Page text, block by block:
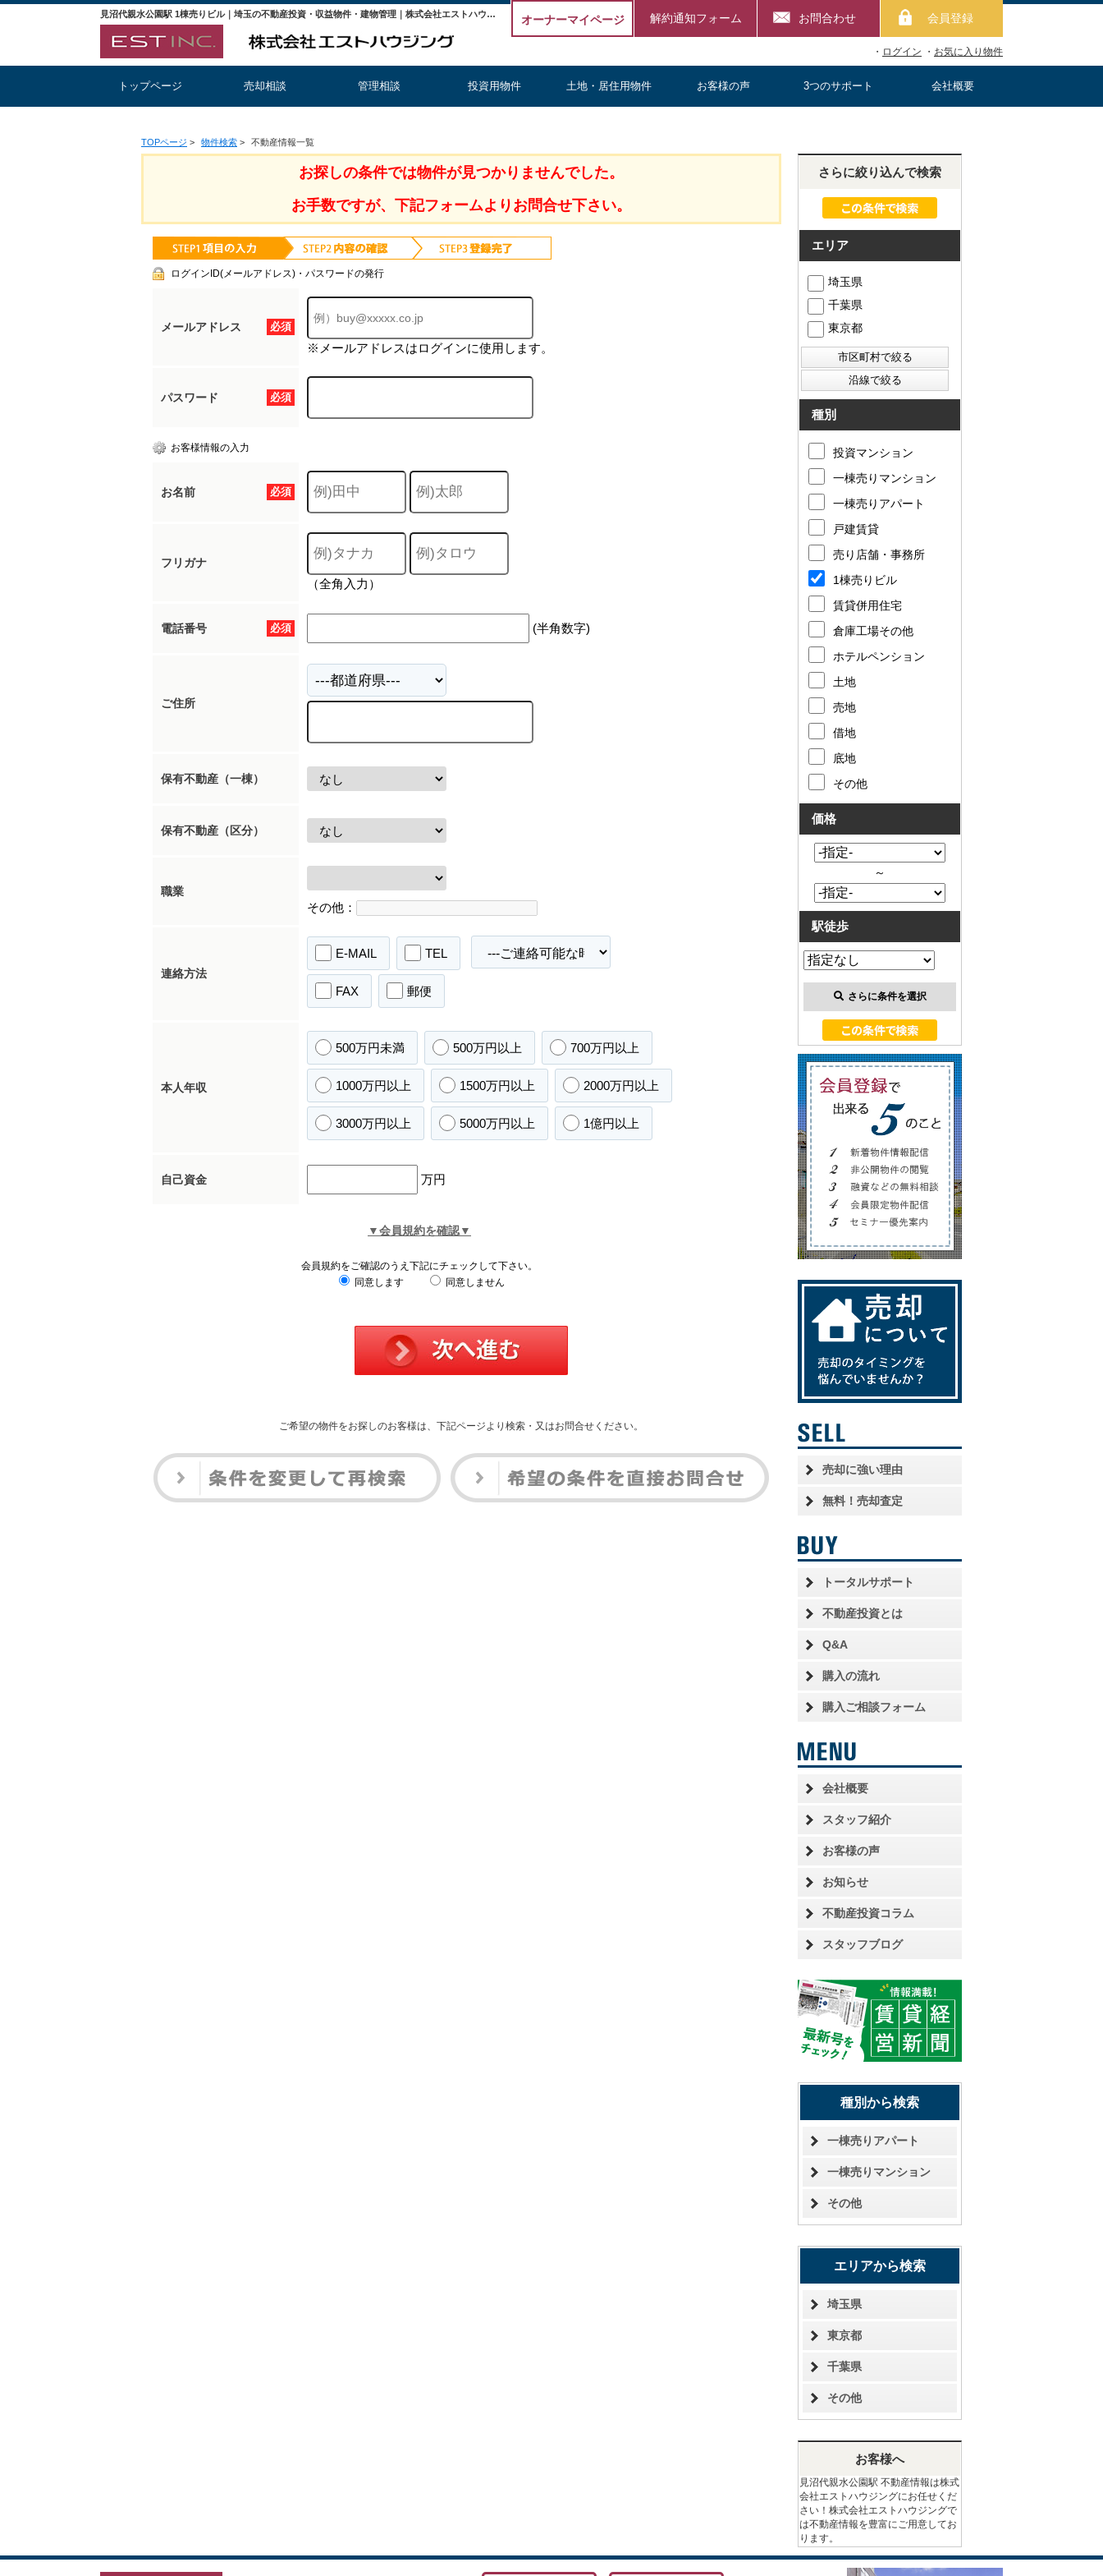
見沼代親水公園駅 1棟売りビル｜埼玉の不動産投資・収益物件・建物管理｜株式会社エストハウジング オーナーマイページ 解約通知フォーム お問合わせ 会員登録
・ ログイン ・ お気に入り物件
トップページ 売却相談 管理相談 投資用物件 土地・居住用物件 お客様の声 3つのサポート 会社概要
TOPページ > 物件検索 > 不動産情報一覧
お探しの条件では物件が見つかりませんでした。
お手数ですが、下記フォームよりお問合せ下さい。
ログインID(メールアドレス)・パスワードの発行
必須
メールアドレス
※メールアドレスはログインに使用します。
必須
パスワード
お客様情報の入力
必須
お名前
フリガナ
（全角入力）
必須
電話番号 (半角数字)
ご住所
保有不動産（一棟）
保有不動産（区分）
職業
その他：
連絡方法
E-MAIL TEL
FAX 郵便
本人年収
500万円未満 500万円以上 700万円以上
1000万円以上 1500万円以上 2000万円以上
3000万円以上 5000万円以上 1億円以上
自己資金 万円
▼会員規約を確認▼
会員規約をご確認のうえ下記にチェックして下さい。
同意します
同意しません
ご希望の物件をお探しのお客様は、下記ページより検索・又はお問合せください。
さらに絞り込んで検索
エリア
埼玉県
千葉県
東京都
種別
投資マンション
一棟売りマンション
一棟売りアパート
戸建賃貸
売り店舗・事務所
1棟売りビル
賃貸併用住宅
倉庫工場その他
ホテルペンション
土地
売地
借地
底地
その他
価格
～
駅徒歩
さらに条件を選択
売却に強い理由
無料！売却査定
トータルサポート
不動産投資とは
Q&A
購入の流れ
購入ご相談フォーム
会社概要
スタッフ紹介
お客様の声
お知らせ
不動産投資コラム
スタッフブログ
種別から検索
一棟売りアパート
一棟売りマンション
その他
エリアから検索
埼玉県
東京都
千葉県
その他
お客様へ
見沼代親水公園駅 不動産情報は株式
会社エストハウジングにお任せくだ
さい！株式会社エストハウジングで
は不動産情報を豊富にご用意してお
ります。